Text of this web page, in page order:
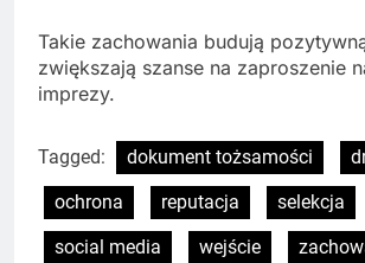
Takie zachowania budują
zwiększają szanse na zaproszenie
imprezy.
Tagged: dokument tożsamości
ochrona
reputacja
selekcja
social media
wejście